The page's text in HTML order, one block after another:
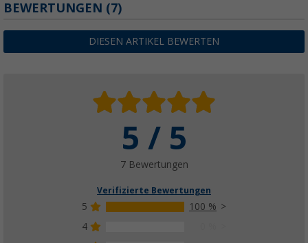
BEWERTUNGEN (7)
DIESEN ARTIKEL BEWERTEN
5 / 5
7 Bewertungen
Verifizierte Bewertungen
5
100 %
4